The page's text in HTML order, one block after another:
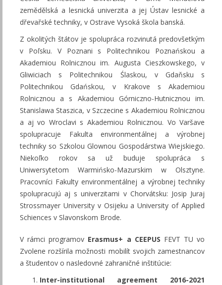
zemědělská a lesnická univerzita a jej Ústav lesnické a
dřevařské techniky, v Ostrave Vysoká škola banská.
Z okolitých štátov je spolupráca rozvinutá predovšetkým
v Poľsku. V Poznani s Politechnikou Poznańskou a
Akademiou Rolnicznou im. Augusta Cieszkowskego, v
Gliwiciach s Politechnikou Ślaskou, v Gdaňsku s
Politechnikou Gdańskou, v Krakove s Akademiou
Rolnicznou a s Akademiou Górniczno-Hutnicznou im.
Stanislawa Staszica, v Szczecine s Akademiou Rolnicznou
a aj vo Wroclavi s Akademiou Rolnicznou. Vo Varšave
spolupracuje Fakulta environmentálnej a výrobnej
techniky so Szkolou Glownou Gospodárstwa Wiejskiego.
Niekoľko rokov sa už buduje spolupráca s
Uniwersytetom Warmińsko-Mazurskim w Olsztyne.
Pracovníci Fakulty environmentálnej a výrobnej techniky
spolupracujú aj s univerzitami v Chorvátsku: Josip Juraj
Strossmayer University v Osijeku a University of Applied
Schiences v Slavonskom Brode.
V rámci programov Erasmus+ a CEEPUS FEVT TU vo
Zvolene rozšírila možnosti mobilít svojich zamestnancov
a študentov o nasledovné zahraničné inštitúcie:
Inter-institutional agreement 2016-2021